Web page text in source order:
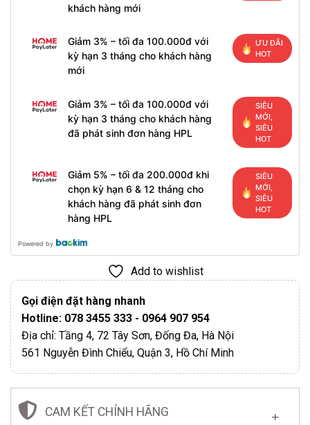
khách hàng mới
Giảm 3% – tối đa 100.000đ với
kỳ hạn 3 tháng cho khách hàng
mới
ƯU ĐÃI
HOT
Giảm 3% – tối đa 100.000đ với
kỳ hạn 3 tháng cho khách hàng
đã phát sinh đơn hàng HPL
SIÊU
MỚI,
SIÊU
HOT
Giảm 5% – tối đa 200.000đ khi
chọn kỳ hạn 6 & 12 tháng cho
khách hàng đã phát sinh đơn
hàng HPL
SIÊU
MỚI,
SIÊU
HOT
Powered by
Add to wishlist
Gọi điện đặt hàng nhanh
Hotline: 078 3455 333 - 0964 907 954
Địa chỉ: Tầng 4, 72 Tây Sơn, Đống Đa, Hà Nội
561 Nguyễn Đình Chiểu, Quận 3, Hồ Chí Minh
CAM KẾT CHÍNH HÃNG